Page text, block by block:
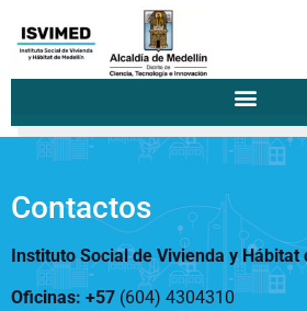
Participa
Instituto Social de
Hábitat de Medellín
Servicios
Mejoramiento de
Notificaciones a la Comunidad...
Contactos
Instituto Social de Vivienda y
Oficinas: +57 (604) 4304310